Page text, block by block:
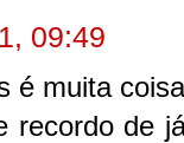
09:49
é muita
recordo de